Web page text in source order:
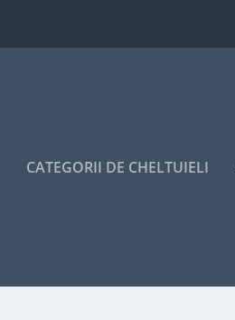
CATEGORII DE CHELTUIELI